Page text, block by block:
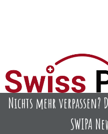
Nichts mehr
SWIPA